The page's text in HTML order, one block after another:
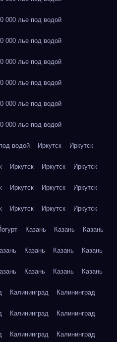
лье под водой
лье под водой
лье под водой
лье под водой
лье под водой
лье под водой
водой Иркутск Иркутск
Иркутск Иркутск Иркутск
Иркутск Иркутск Иркутск
Иркутск Иркутск Иркутск
Казань Казань Казань
Казань Казань Казань
Казань Казань Казань
Калининград Калининград
Калининград Калининград
Калининград Калининград